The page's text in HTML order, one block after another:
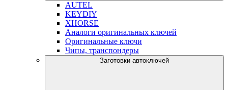
AUTEL
KEYDIY
XHORSE
Аналоги оригинальных ключей
Оригинальные ключи
Чипы, транспондеры
Заготовки автоключей